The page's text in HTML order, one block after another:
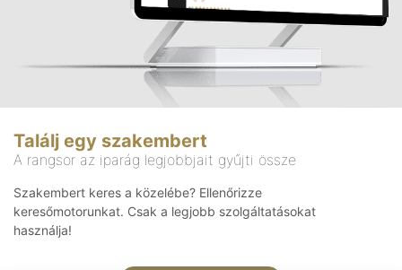
Találj egy szakembert
A rangsor az iparág legjobbjait gyűjti össze
Szakembert keres a közelébe? Ellenőrizze
keresőmotorunkat. Csak a legjobb szolgáltatásokat
használja!